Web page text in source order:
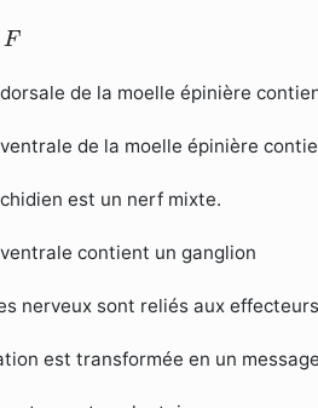
F
de la moelle épinière
de la moelle épinière
est un nerf mixte.
contient un ganglion
nerveux sont reliés aux
est transformée en un